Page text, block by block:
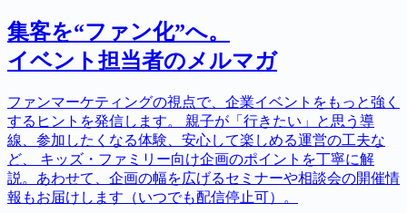
集客を“ファン化”へ。
イベント担当者のメルマガ
ファンマーケティングの視点で、企業イベントをもっと強く
するヒントを発信します。 親子が「行きたい」と思う導
線、参加したくなる体験、安心して楽しめる運営の工夫な
ど、 キッズ・ファミリー向け企画のポイントを丁寧に解
説。あわせて、企画の幅を広げるセミナーや相談会の開催情
報もお届けします（いつでも配信停止可）。